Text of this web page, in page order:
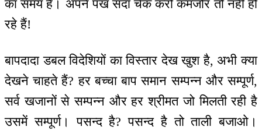
का समय है। अपने पंख सदा चेक करो कमजोर तो नहीं हो
रहे हैं!
बापदादा डबल विदेशियों का विस्तार देख खुश है, अभी क्या
देखने चाहते हैं? हर बच्चा बाप समान सम्पन्न और सम्पूर्ण,
सर्व खजानों से सम्पन्न और हर श्रीमत जो मिलती रही है
उसमें सम्पूर्ण। पसन्द है? पसन्द है तो ताली बजाओ।